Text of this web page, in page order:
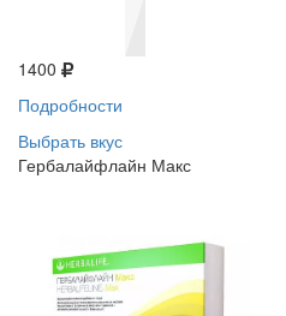
1400
Подробности
Выбрать вкус
Гербалайфлайн Макс